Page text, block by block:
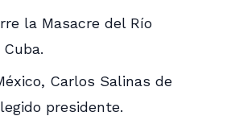
la Masacre del Río
Carlos Salinas de
presidente.